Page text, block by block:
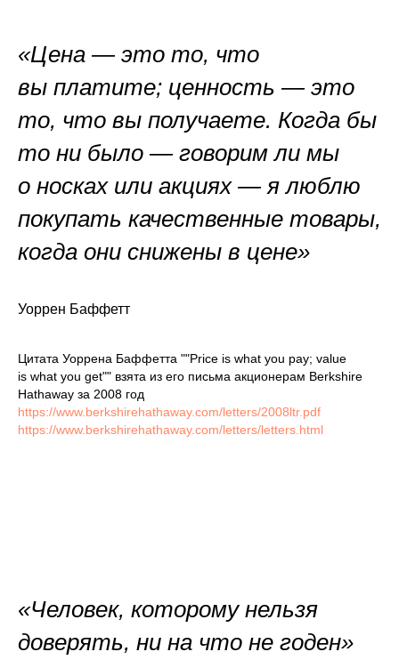
«Цена — это то, что
вы платите; ценность — это
то, что вы получаете. Когда бы
то ни было — говорим ли мы
о носках или акциях — я люблю
покупать качественные товары,
когда они снижены в цене»
Уоррен Баффетт
Цитата Уоррена Баффетта ""Price is what you pay; value
is what you get"" взята из его письма акционерам Berkshire
Hathaway за 2008 год
https://www.berkshirehathaway.com/letters/2008ltr.pdf
https://www.berkshirehathaway.com/letters/letters.html
«Человек, которому нельзя
доверять, ни на что не годен»